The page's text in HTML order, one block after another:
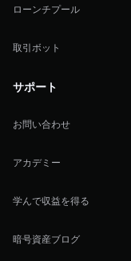
ローンチプール
取引ボット
サポート
お問い合わせ
アカデミー
学んで収益を得る
暗号資産ブログ